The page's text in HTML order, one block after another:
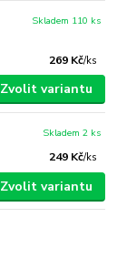
269 Kč/ks
Skladem 110 ks
Zvolit variantu
249 Kč/ks
Skladem 2 ks
Zvolit variantu